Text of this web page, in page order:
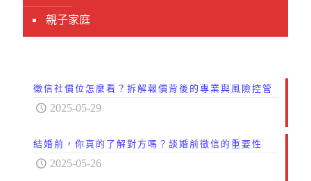
親子家庭
徵信社價位怎麼看？拆解報價背後的專業與風險控管
2025-05-29
結婚前，你真的了解對方嗎？談婚前徵信的重要性
2025-05-26